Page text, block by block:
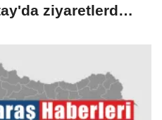
ziyaretlerde